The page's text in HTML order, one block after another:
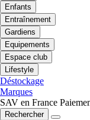
Enfants
Entraînement
Gardiens
Equipements
Espace club
Lifestyle
Déstockage
Marques
SAV en France
Rechercher